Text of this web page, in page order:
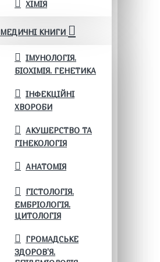
ХІМІЯ
МЕДИЧНІ КНИГИ
ІМУНОЛОГІЯ.
БІОХІМІЯ. ГЕНЕТИКА
ІНФЕКЦІЙНІ
ХВОРОБИ
АКУШЕРСТВО ТА
ГІНЕКОЛОГІЯ
АНАТОМІЯ
ГІСТОЛОГІЯ.
ЕМБРІОЛОГІЯ.
ЦИТОЛОГІЯ
ГРОМАДСЬКЕ
ЗДОРОВ’Я.